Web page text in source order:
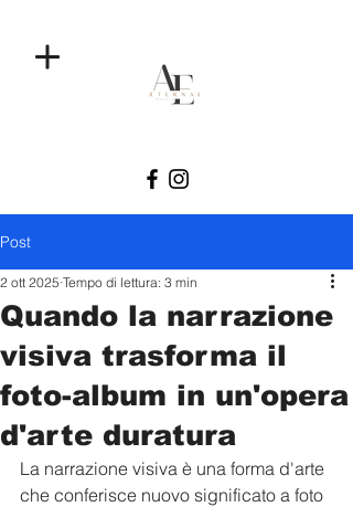
Post
Quando la narrazione
visiva trasforma il
foto-album in un'opera
d'arte duratura
2 ott 2025 Tempo di lettura: 3 min
La narrazione visiva è una forma d'arte
che conferisce nuovo significato a foto